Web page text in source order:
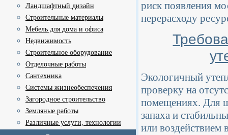
Ландшафтный дизайн
Строительные материалы
Мебель для дома и офиса
Недвижимость
Строительное оборудование
Отделочные работы
Сантехника
Системы жизнеобеспечения
Загородное строительство
Земляные работы
Различные услуги, технологии
риск появления
перерасходу
Экологичный
проверку на
помещениях. Для
запаха и
или воздействием